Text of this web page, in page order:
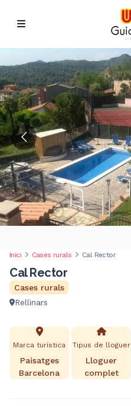
Inici Cases rurals Cal Rector
Cal Rector
Cases rurals
Rellinars
Marca turística
Paisatges
Barcelona
Tipus de lloguer
Lloguer
complet